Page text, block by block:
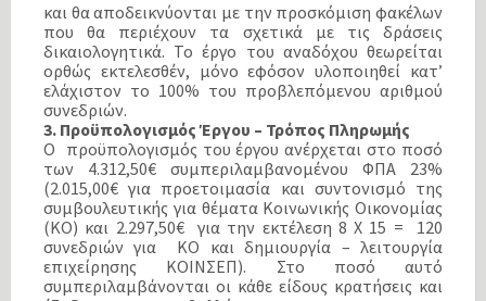
και θα αποδεικνύονται με την προσκόμιση φακέλων
που θα περιέχουν τα σχετικά με τις δράσεις
δικαιολογητικά. Το έργο του αναδόχου θεωρείται
ορθώς εκτελεσθέν, μόνο εφόσον υλοποιηθεί κατ’
ελάχιστον το 100% του προβλεπόμενου αριθμού
συνεδριών.
3. Προϋπολογισμός Έργου – Τρόπος Πληρωμής
Ο προϋπολογισμός του έργου ανέρχεται στο ποσό
των 4.312,50€ συμπεριλαμβανομένου ΦΠΑ 23%
(2.015,00€ για προετοιμασία και συντονισμό της
συμβουλευτικής για θέματα Κοινωνικής Οικονομίας
(ΚΟ) και 2.297,50€ για την εκτέλεση 8 Χ 15 = 120
συνεδριών για ΚΟ και δημιουργία – λειτουργία
επιχείρησης ΚΟΙΝΣΕΠ). Στο ποσό αυτό
συμπεριλαμβάνονται οι κάθε είδους κρατήσεις και